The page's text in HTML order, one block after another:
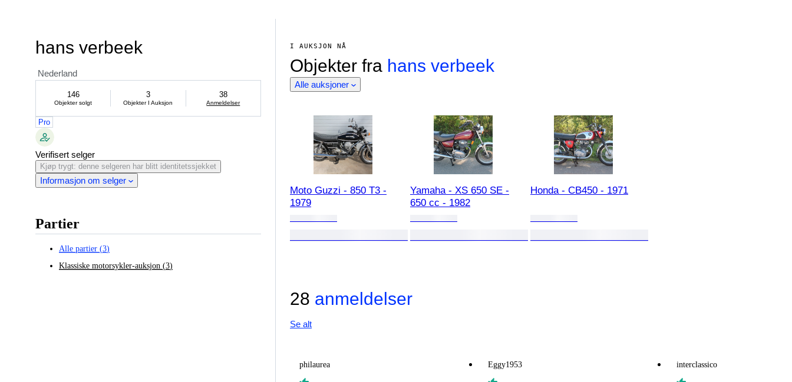
hans verbeek
Nederland
146
Objekter solgt
3
Objekter I Auksjon
38
Anmeldelser
Pro
Verifisert selger
Kjøp trygt: denne selgeren har blitt identitetssjekket
Informasjon om selger
Partier
Alle partier (3)
Klassiske motorsykler-auksjon (3)
I AUKSJON NÅ
Objekter fra hans verbeek
Alle auksjoner
Moto Guzzi - 850 T3 -
1979
Yamaha - XS 650 SE -
650 cc - 1982
Honda - CB450 - 1971
28 anmeldelser
Se alt
philaurea Eggy1953 interclassico